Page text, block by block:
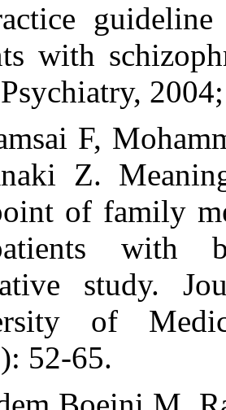
al. Practice
patients with
Am J
4. Shamsai F,
S, Vanaki Z.
viewpoint of
of patients
qualitative
University of
22(90): 52-65.